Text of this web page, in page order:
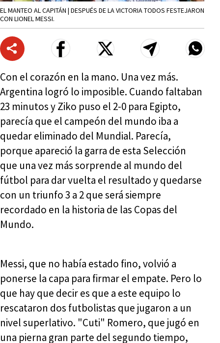
EL MANTEO AL CAPITÁN | DESPUÉS DE LA VICTORIA TODOS FESTEJARON
CON LIONEL MESSI.
Con el corazón en la mano. Una vez más.
Argentina logró lo imposible. Cuando faltaban
23 minutos y Ziko puso el 2-0 para Egipto,
parecía que el campeón del mundo iba a
quedar eliminado del Mundial. Parecía,
porque apareció la garra de esta Selección
que una vez más sorprende al mundo del
fútbol para dar vuelta el resultado y quedarse
con un triunfo 3 a 2 que será siempre
recordado en la historia de las Copas del
Mundo.
Messi, que no había estado fino, volvió a
ponerse la capa para firmar el empate. Pero lo
que hay que decir es que a este equipo lo
rescataron dos futbolistas que jugaron a un
nivel superlativo. "Cuti" Romero, que jugó en
una pierna gran parte del segundo tiempo,